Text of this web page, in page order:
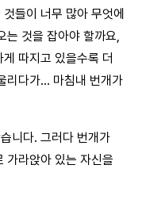
들이 너무 많아 무엇에
것을 잡아야 할까요,
따지고 있을수록 더
리다가… 마침내 번개가
니다. 그러다 번개가
가라앉아 있는 자신을